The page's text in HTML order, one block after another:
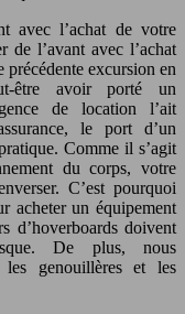
avec l’achat de votre
de l’avant avec l’achat
précédente excursion en
être avoir porté un
de location l’ait
le port d’un
Comme il s’agit
du corps, votre
C’est pourquoi
acheter un équipement
d’hoverboards doivent
De plus, nous
les genouillères et les